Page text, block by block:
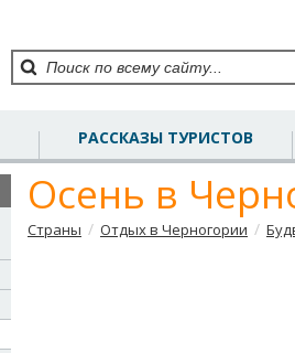
РАССКАЗЫ ТУРИСТОВ
Осень в
Страны / Отдых в Черногории /